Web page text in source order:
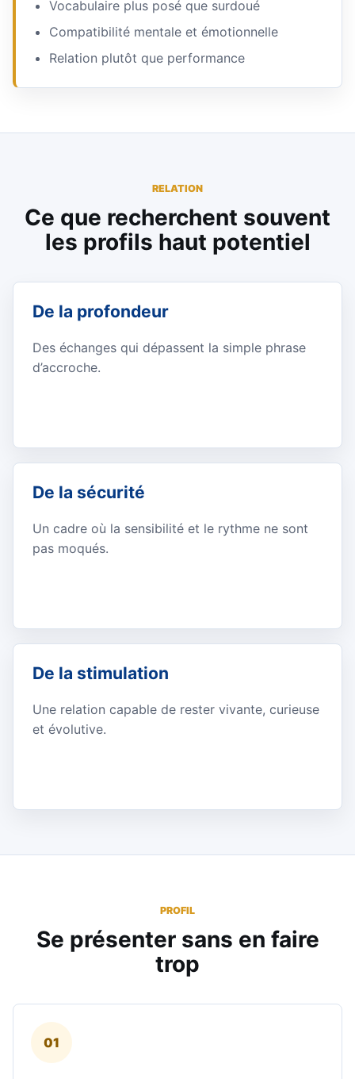
Vocabulaire plus posé que surdoué
Compatibilité mentale et émotionnelle
Relation plutôt que performance
RELATION
Ce que recherchent souvent
les profils haut potentiel
De la profondeur
Des échanges qui dépassent la simple phrase
d’accroche.
De la sécurité
Un cadre où la sensibilité et le rythme ne sont
pas moqués.
De la stimulation
Une relation capable de rester vivante, curieuse
et évolutive.
PROFIL
Se présenter sans en faire
trop
01